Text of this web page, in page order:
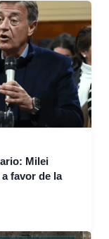
Milei
favor de la